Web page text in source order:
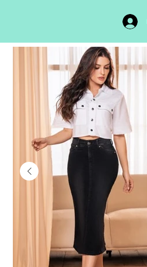
FIA351BS FALDA